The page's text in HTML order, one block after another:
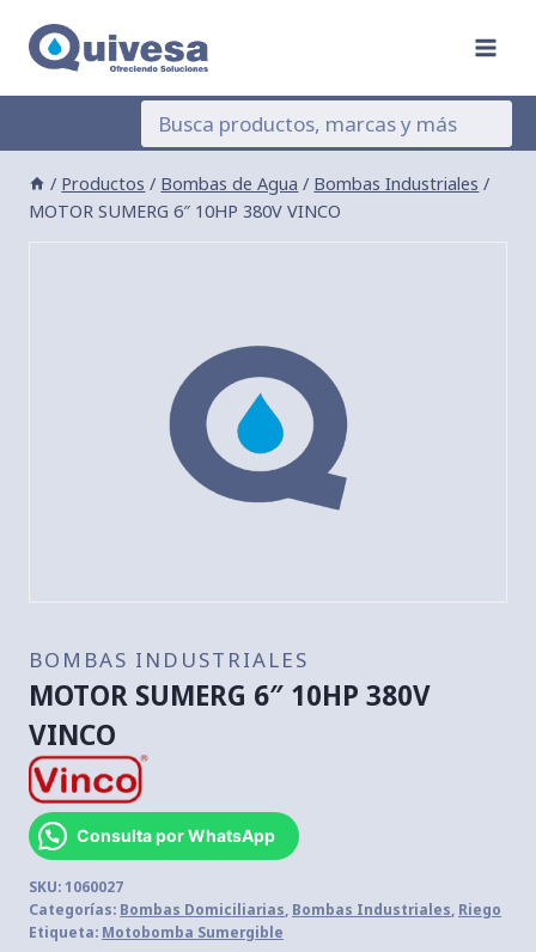
contenido
/ Productos / Bombas de Agua / Bombas Industriales /
MOTOR SUMERG 6″ 10HP 380V VINCO
BOMBAS INDUSTRIALES
MOTOR SUMERG 6″ 10HP 380V
VINCO
Consulta por WhatsApp
SKU: 1060027
Categorías: Bombas Domiciliarias, Bombas Industriales, Riego
Etiqueta: Motobomba Sumergible